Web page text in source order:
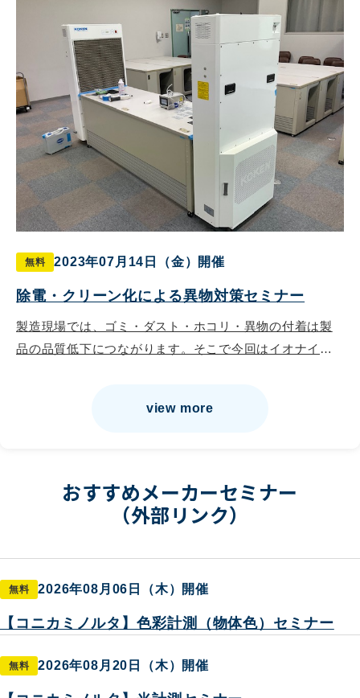
無料 2023年07月14日（金）開催
除電・クリーン化による異物対策セミナー
製造現場では、ゴミ・ダスト・ホコリ・異物の付着は製
品の品質低下につながります。そこで今回はイオナイザ
ルカウンターを用いたコンタミ発生原因の調査の実演
方法も学びます。（現場作業者だけでなく、昨今話題の
電気代削減にも繋がる情報もあり経営者の方も必見の内
容となっております。）
view more
おすすめメーカーセミナー
（外部リンク）
無料 2026年08月06日（木）開催
【コニカミノルタ】色彩計測（物体色）セミナー
無料 2026年08月20日（木）開催